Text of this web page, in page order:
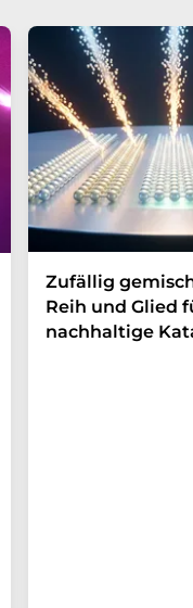
Zufällig
Reih und Glied
nachhaltige